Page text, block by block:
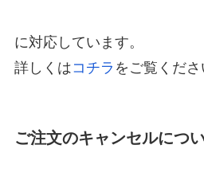
に対応しています。
詳しくはコチラ をご覧くださ
ご注文のキャンセルにつ